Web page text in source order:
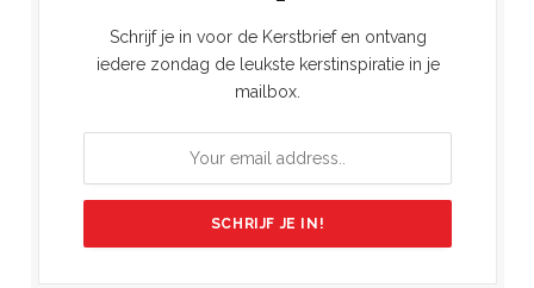
Schrijf je in voor de Kerstbrief en ontvang
iedere zondag de leukste kerstinspiratie in je
mailbox.